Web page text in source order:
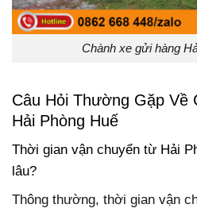
Chành xe gửi hàng
Câu Hỏi Thường Gặp Về
Hải Phòng Huế
Thời gian vận chuyển từ Hải
lâu?
Thông thường, thời gian vận